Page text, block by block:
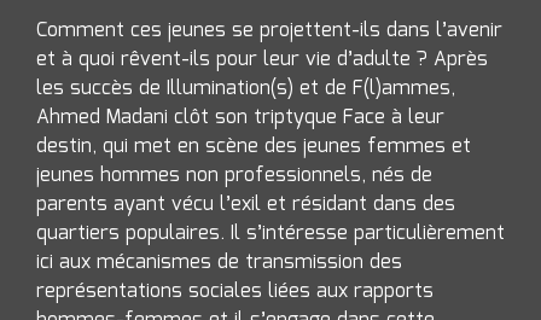
TRANSMISSION / ATELIERS
Ateliers de création amateurs
Stages de création amateur
Infusions danse
Action culturelle
L’Art à l’école
Comment ces jeunes se projettent-ils dans l’avenir
et à quoi rêvent-ils pour leur vie d’adulte ? Après
les succès de Illumination(s) et de F(l)ammes,
Ahmed Madani clôt son triptyque Face à leur
destin, qui met en scène des jeunes femmes et
jeunes hommes non professionnels, nés de
parents ayant vécu l’exil et résidant dans des
quartiers populaires. Il s’intéresse particulièrement
ici aux mécanismes de transmission des
représentations sociales liées aux rapports